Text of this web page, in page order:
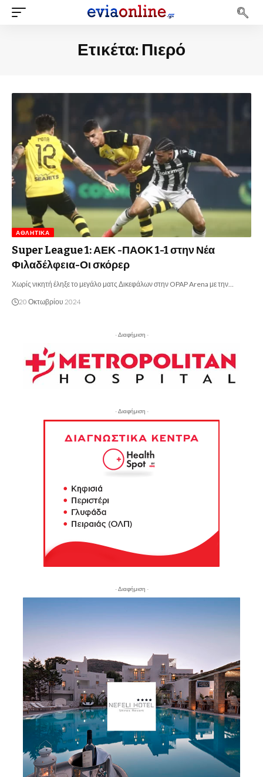
Ετικέτα: Πιερό
ΑΘΛΗΤΙΚΆ
Super League 1: ΑΕΚ -ΠΑΟΚ 1-1 στην Νέα
Φιλαδέλφεια-Οι σκόρερ
Χωρίς νικητή έληξε το μεγάλο ματς Δικεφάλων στην OPAP Arena με την…
20 Οκτωβρίου 2024
- Διαφήμιση -
- Διαφήμιση -
- Διαφήμιση -